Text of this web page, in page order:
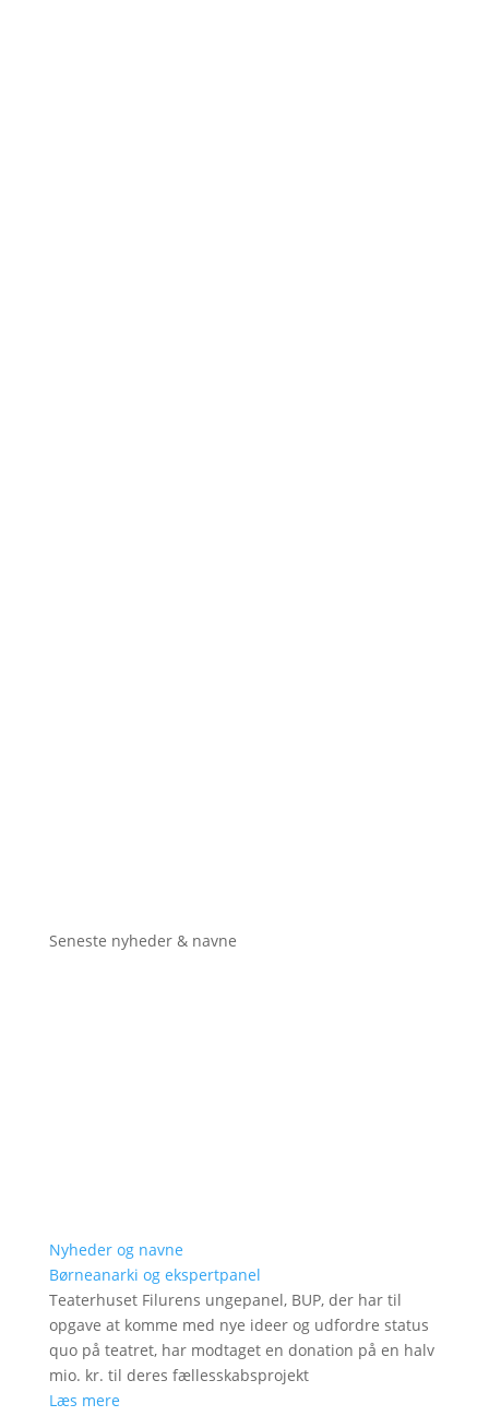
Seneste nyheder & navne
Nyheder og navne
Børneanarki og ekspertpanel
Teaterhuset Filurens ungepanel, BUP, der har til
opgave at komme med nye ideer og udfordre status
quo på teatret, har modtaget en donation på en halv
mio. kr. til deres fællesskabsprojekt
Læs mere